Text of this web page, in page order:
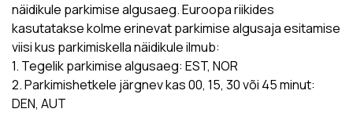
näidikule parkimise algusaeg. Euroopa riikides
kasutatakse kolme erinevat parkimise algusaja esitamise
viisi kus parkimiskella näidikule ilmub:
1. Tegelik parkimise algusaeg: EST, NOR
2. Parkimishetkele järgnev kas 00, 15, 30 või 45 minut:
DEN, AUT